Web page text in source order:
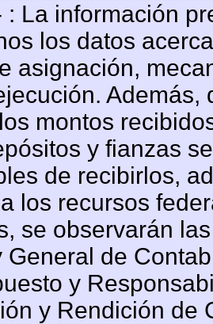
: La información
los datos
asignación,
montos
y fianzas
de recibirlos,
los recursos
se observarán
General de
y
y Rendición de